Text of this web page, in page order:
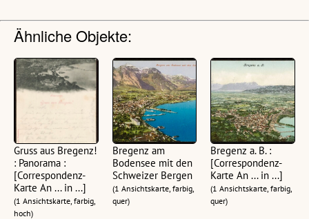
Ähnliche Objekte:
Gruss aus Bregenz!
: Panorama :
[Correspondenz-
Karte An ... in ...]
(1 Ansichtskarte, farbig,
hoch)
Bregenz am
Bodensee mit den
Schweizer Bergen
(1 Ansichtskarte, farbig,
quer)
Bregenz a. B. :
[Correspondenz-
Karte An ... in ...]
(1 Ansichtskarte, farbig,
quer)